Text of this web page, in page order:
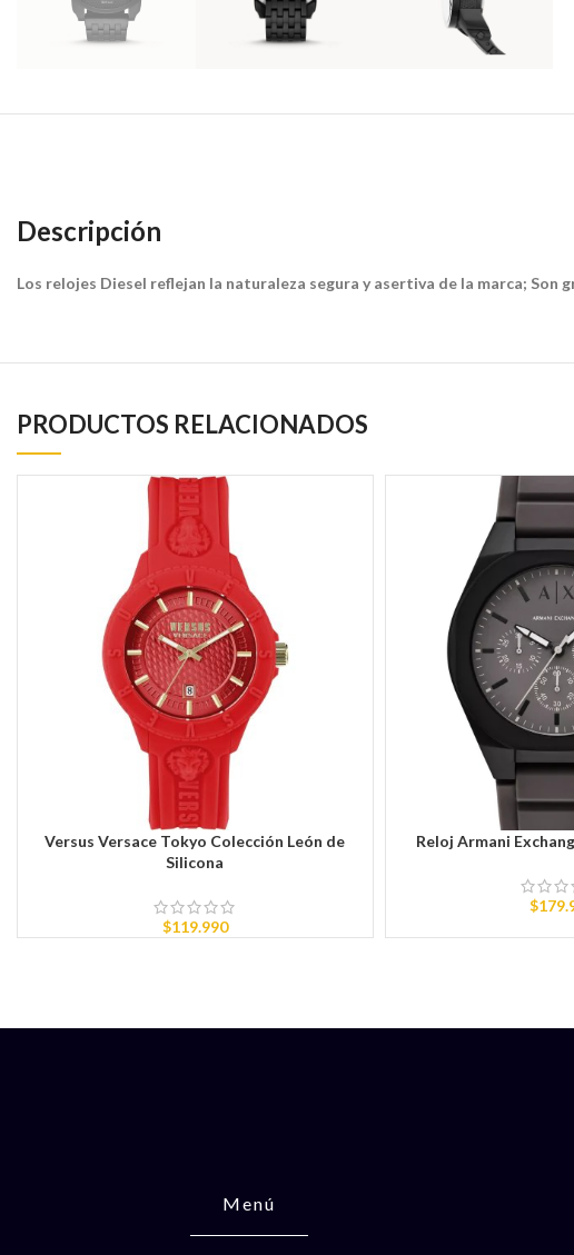
Descripción
Los relojes Diesel reflejan la naturaleza segura y asertiva de la marca; Son
PRODUCTOS RELACIONADOS
AÑADIR AL CARRITO
Versus Versace Tokyo Colección León de
Silicona
$119.990
AÑADIR AL CARRITO
Reloj Armani
$
Menú